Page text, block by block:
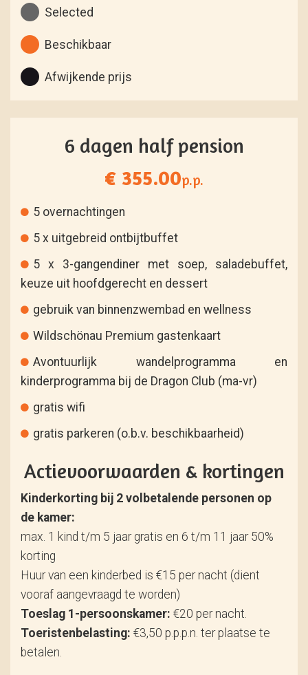
Selected
Beschikbaar
Afwijkende prijs
6 dagen half pension
€ 355.00p.p.
5 overnachtingen
5 x uitgebreid ontbijtbuffet
5 x 3-gangendiner met soep, saladebuffet,
keuze uit hoofdgerecht en dessert
gebruik van binnenzwembad en wellness
Wildschönau Premium gastenkaart
Avontuurlijk wandelprogramma en
kinderprogramma bij de Dragon Club (ma-vr)
gratis wifi
gratis parkeren (o.b.v. beschikbaarheid)
Actievoorwaarden & kortingen
Kinderkorting bij 2 volbetalende personen op
de kamer:
max. 1 kind t/m 5 jaar gratis en 6 t/m 11 jaar 50%
korting
Huur van een kinderbed is €15 per nacht (dient
vooraf aangevraagd te worden)
Toeslag 1-persoonskamer: €20 per nacht.
Toeristenbelasting: €3,50 p.p.p.n. ter plaatse te
betalen.